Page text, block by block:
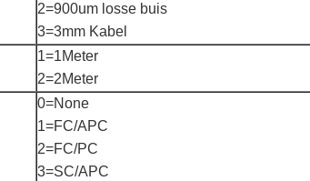
2=900um losse buis
3=3mm Kabel
1=1Meter
2=2Meter
0=None
1=FC/APC
2=FC/PC
3=SC/APC